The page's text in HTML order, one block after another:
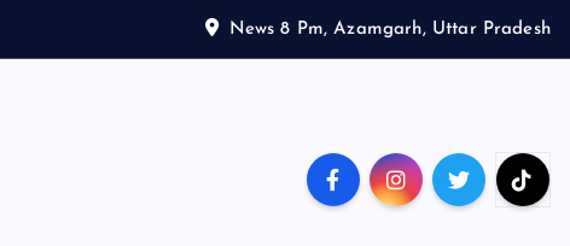
News 8 Pm, Azamgarh, Uttar Pradesh